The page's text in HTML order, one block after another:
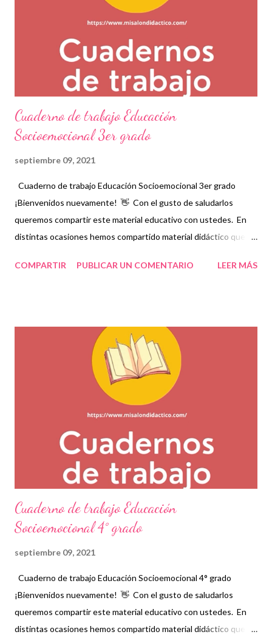
recordando que nosotros únicamente lo compartimos con fines
completo en el siguiente enlace 👇 Cuaderno de trabajo
Educación Socioemocional 2° grado ¡...
Cuaderno de trabajo Educación
Socioemocional 3er grado
septiembre 09, 2021
Cuaderno de trabajo Educación Socioemocional 3er grado
¡Bienvenidos nuevamente! 👋 Con el gusto de saludarlos
queremos compartir este material educativo con ustedes. En
distintas ocasiones hemos compartido material didáctico que
fortalecer los aprendizajes que día a día adquieren los niños.
compartir una amplia gama de material como lo son estos
cuadernos de trabajo que contienen temas indispensables para
la educación socioemocional de los niños. Esperamos que este
material sea de gran ayuda y agradecemos a los autores
recordando que nosotros únicamente lo compartimos con fines
completo en el siguiente enlace 👇 Cuaderno de trabajo
Educación Socioemocional 3er grado...
COMPARTIR PUBLICAR UN COMENTARIO LEER MÁS
Cuaderno de trabajo Educación
Socioemocional 4° grado
septiembre 09, 2021
Cuaderno de trabajo Educación Socioemocional 4° grado
¡Bienvenidos nuevamente! 👋 Con el gusto de saludarlos
queremos compartir este material educativo con ustedes. En
distintas ocasiones hemos compartido material didáctico que